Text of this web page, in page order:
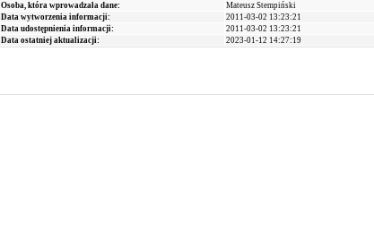
Osoba, która wprowadzała dane:
Mateusz Stempiński
Data wytworzenia informacji:
2011-03-02 13:23:21
Data udostępnienia informacji:
2011-03-02 13:23:21
Data ostatniej aktualizacji:
2023-01-12 14:27:19